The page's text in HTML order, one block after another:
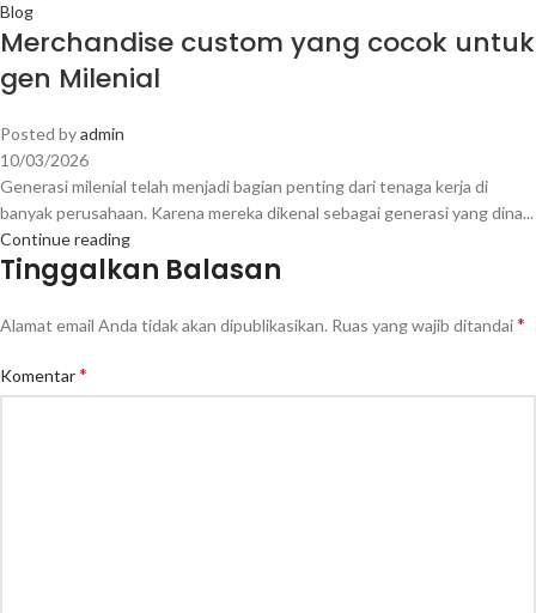
Blog
Merchandise custom yang cocok untuk
gen Milenial
Posted byadmin
10/03/2026
Generasi milenial telah menjadi bagian penting dari tenaga kerja di
banyak perusahaan. Karena mereka dikenal sebagai generasi yang dina...
Continue reading
Tinggalkan Balasan
Alamat email Anda tidak akan dipublikasikan. Ruas yang wajib ditandai*
Komentar*